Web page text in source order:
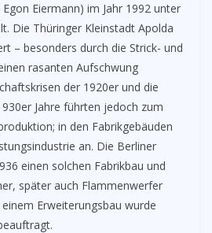
Eiermann) im Jahr 1992 unter
Die Thüringer Kleinstadt Apolda
– besonders durch die Strick- und
rasanten Aufschwung
der 1920er und die
Jahre führten jedoch zum
in den Fabrikgebäuden
an. Die Berliner
einen solchen Fabrikbau und
später auch Flammenwerfer
Erweiterungsbau wurde